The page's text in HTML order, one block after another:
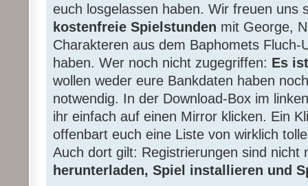
euch losgelassen haben. Wir freuen uns
kostenfreie Spielstunden mit George,
Charakteren aus dem Baphomets Fluch-
haben. Wer noch nicht zugegriffen: Es
wollen weder eure Bankdaten haben
notwendig. In der Download-Box im
ihr einfach auf einen Mirror klicken. Ein
offenbart euch eine Liste von wirklich
Auch dort gilt: Registrierungen sind nicht
herunterladen, Spiel installieren und